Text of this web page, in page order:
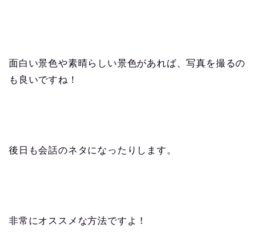
面白い景色や素晴らしい景色があれば、写真を撮るの
も良いですね！
後日も会話のネタになったりします。
非常にオススメな方法ですよ！